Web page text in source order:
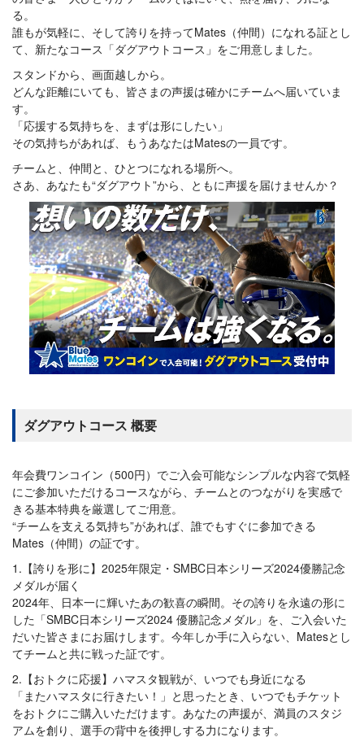
る。
誰もが気軽に、そして誇りを持ってMates（仲間）になれる証とし
て、新たなコース「ダグアウトコース」をご用意しました。
スタンドから、画面越しから。
どんな距離にいても、皆さまの声援は確かにチームへ届いていま
す。
「応援する気持ちを、まずは形にしたい」
その気持ちがあれば、もうあなたはMatesの一員です。
チームと、仲間と、ひとつになれる場所へ。
さあ、あなたも“ダグアウト”から、ともに声援を届けませんか？
ダグアウトコース 概要
年会費ワンコイン（500円）でご入会可能なシンプルな内容で気軽
にご参加いただけるコースながら、チームとのつながりを実感で
きる基本特典を厳選してご用意。
“チームを支える気持ち”があれば、誰でもすぐに参加できる
Mates（仲間）の証です。
1.【誇りを形に】2025年限定・SMBC日本シリーズ2024優勝記念
メダルが届く
2024年、日本一に輝いたあの歓喜の瞬間。その誇りを永遠の形に
した「SMBC日本シリーズ2024 優勝記念メダル」を、ご入会いた
だいた皆さまにお届けします。今年しか手に入らない、Matesとし
てチームと共に戦った証です。
2.【おトクに応援】ハマスタ観戦が、いつでも身近になる
「またハマスタに行きたい！」と思ったとき、いつでもチケット
をおトクにご購入いただけます。あなたの声援が、満員のスタジ
アムを創り、選手の背中を後押しする力になります。